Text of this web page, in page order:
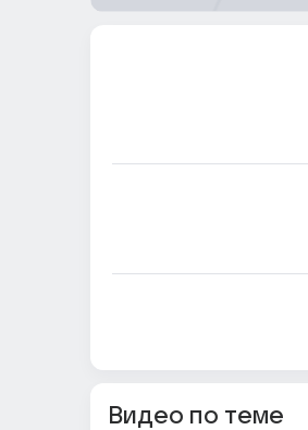
Видео по теме